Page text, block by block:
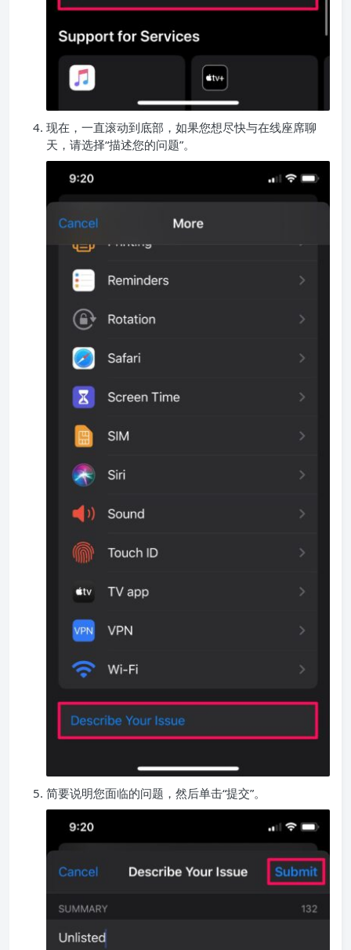
现在，一直滚动到底部，如果您想尽快与在线座席聊
天，请选择“描述您的问题”。
简要说明您面临的问题，然后单击“提交”。